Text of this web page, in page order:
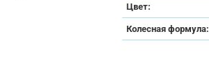
Цвет:
Колесная формула: